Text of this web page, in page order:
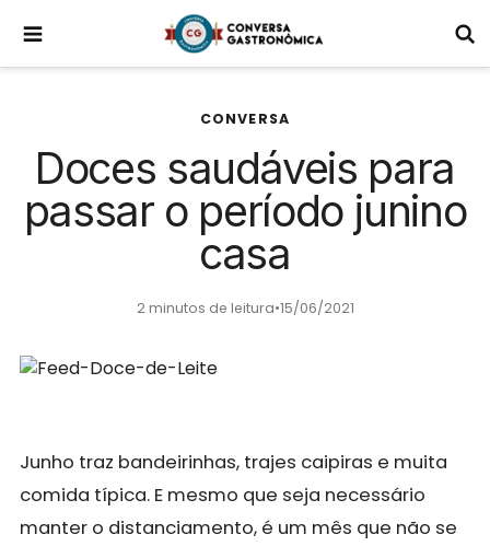
CONVERSA
Doces saudáveis para
passar o período junino
casa
2 minutos de leitura•15/06/2021
Junho traz bandeirinhas, trajes caipiras e muita
comida típica. E mesmo que seja necessário
manter o distanciamento, é um mês que não se